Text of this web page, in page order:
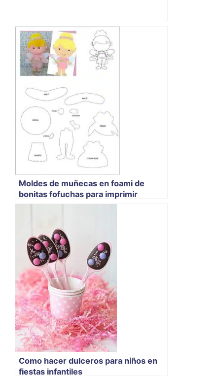
Moldes de muñecas en foami de
bonitas fofuchas para imprimir
Como hacer dulceros para niños en
fiestas infantiles